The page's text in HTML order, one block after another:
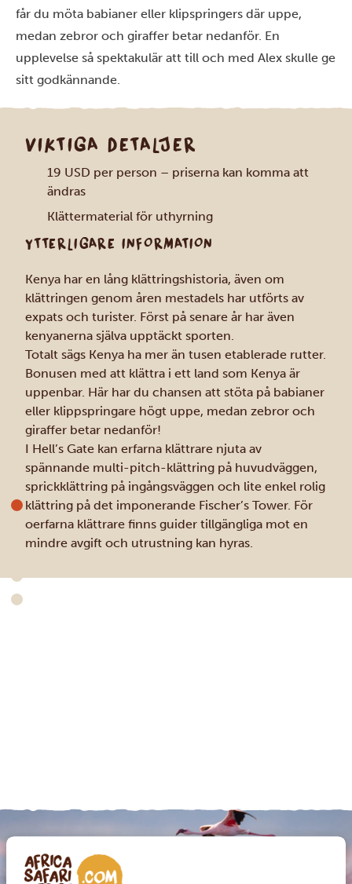
får du möta babianer eller klipspringers där uppe,
medan zebror och giraffer betar nedanför. En
upplevelse så spektakulär att till och med Alex skulle ge
sitt godkännande.
VIKTIGA DETALJER
19 USD per person – priserna kan komma att
ändras
Klättermaterial för uthyrning
YTTERLIGARE INFORMATION
Kenya har en lång klättringshistoria, även om
klättringen genom åren mestadels har utförts av
expats och turister. Först på senare år har även
kenyanerna själva upptäckt sporten.
Totalt sägs Kenya ha mer än tusen etablerade rutter.
Bonusen med att klättra i ett land som Kenya är
uppenbar. Här har du chansen att stöta på babianer
eller klippspringare högt uppe, medan zebror och
giraffer betar nedanför!
I Hell’s Gate kan erfarna klättrare njuta av
spännande multi-pitch-klättring på huvudväggen,
sprickklättring på ingångsväggen och lite enkel rolig
klättring på det imponerande Fischer’s Tower. För
oerfarna klättrare finns guider tillgängliga mot en
mindre avgift och utrustning kan hyras.